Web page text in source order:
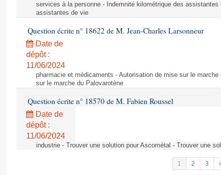
services à la personne - Indemnité kilométrique des
assistantes de vie
Question écrite n° 18622 de M. Jean-Charles Larsonneur
Date de
dépôt :
11/06/2024
pharmacie et médicaments - Autorisation de mise sur le
sur le marche du Palovarotène
Question écrite n° 18570 de M. Fabien Roussel
Date de
dépôt :
11/06/2024
industrie - Trouver une solution pour Ascométal - Trouver une
1 2 3